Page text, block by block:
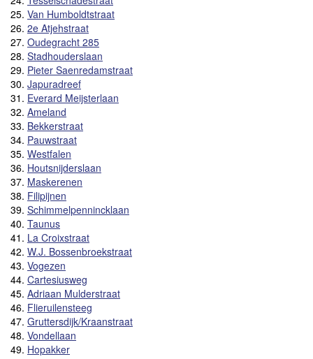
25. Van Humboldtstraat
26. 2e Atjehstraat
27. Oudegracht 285
28. Stadhouderslaan
29. Pieter Saenredamstraat
30. Japuradreef
31. Everard Meijsterlaan
32. Ameland
33. Bekkerstraat
34. Pauwstraat
35. Westfalen
36. Houtsnijderslaan
37. Maskerenen
38. Filipijnen
39. Schimmelpennincklaan
40. Taunus
41. La Croixstraat
42. W.J. Bossenbroekstraat
43. Vogezen
44. Cartesiusweg
45. Adriaan Mulderstraat
46. Flieruilensteeg
47. Gruttersdijk/Kraanstraat
48. Vondellaan
49. Hopakker